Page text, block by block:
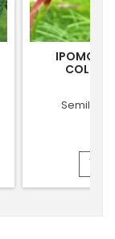
IPOMOEA
Semillas
